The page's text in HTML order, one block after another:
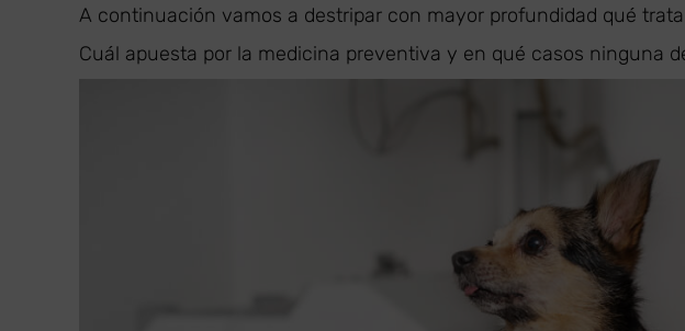
A continuación vamos a destripar con mayor profundidad qué
Cuál apuesta por la medicina preventiva y en qué casos ninguna